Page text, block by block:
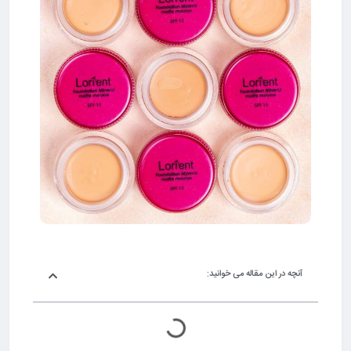
آنچه در این مقاله می خوانید: